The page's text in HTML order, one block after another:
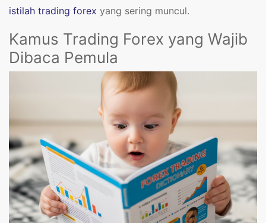
istilah trading forex yang sering muncul.
Kamus Trading Forex yang Wajib
Dibaca Pemula